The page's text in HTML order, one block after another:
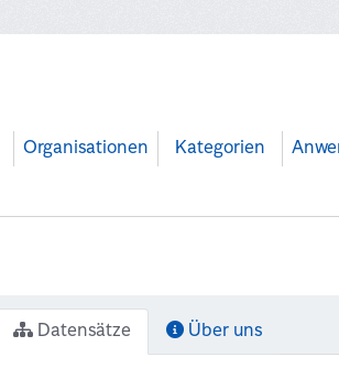
Organisationen Kategorien
Datensätze Über uns